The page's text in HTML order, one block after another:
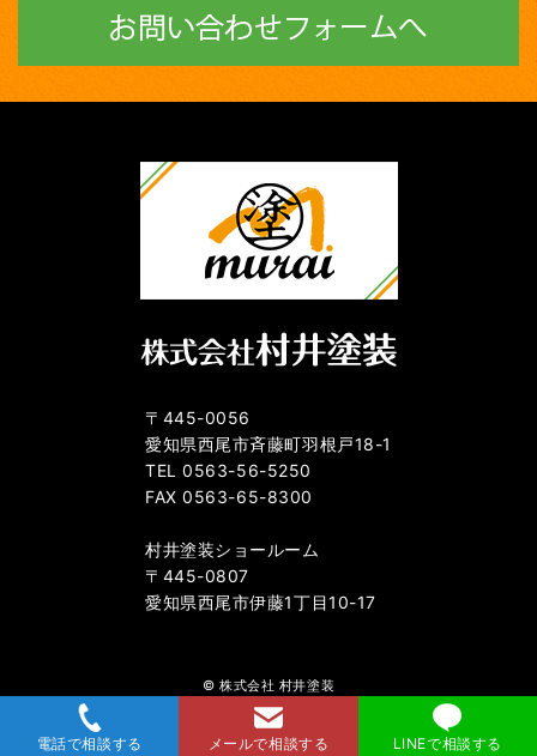
〒445-0056
愛知県西尾市斉藤町羽根戸18-1
TEL 0563-56-5250
FAX 0563-65-8300
村井塗装ショールーム
〒445-0807
愛知県西尾市伊藤1丁目10-17
© 株式会社 村井塗装
電話で相談する メールで相談する LINEで相談する